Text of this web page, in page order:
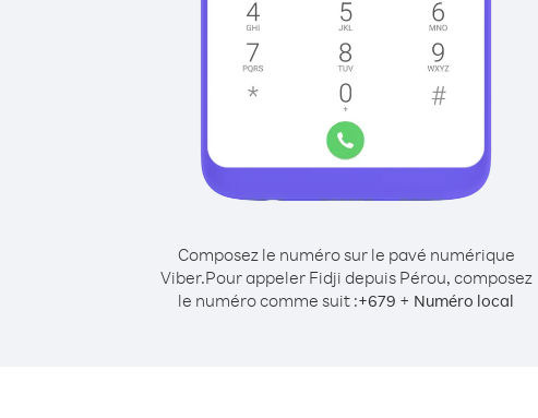
Composez le numéro sur le pavé numérique
Viber.Pour appeler Fidji depuis Pérou, composez
le numéro comme suit :+679 + Numéro local